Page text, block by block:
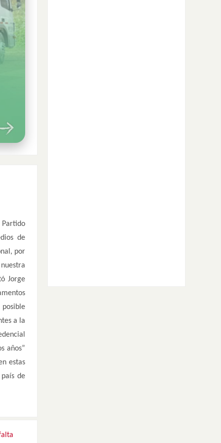
Partido
de
por
Jorge
a la
años”
estas
de